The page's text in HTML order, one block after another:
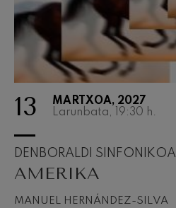
13
MARTXOA, 2027
Larunbata, 19:30 h.
DENBORALDI SINFONIKOA
AMERIKA
MANUEL HERNÁNDEZ-SILVA